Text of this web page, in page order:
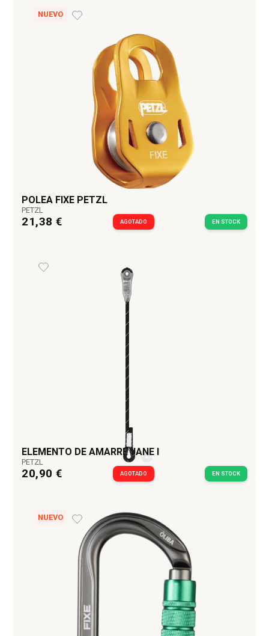
NUEVO
POLEA FIXE PETZL
PETZL
21,38 € AGOTADO EN STOCK
ELEMENTO DE AMARRE JANE I
PETZL
20,90 € AGOTADO EN STOCK
NUEVO